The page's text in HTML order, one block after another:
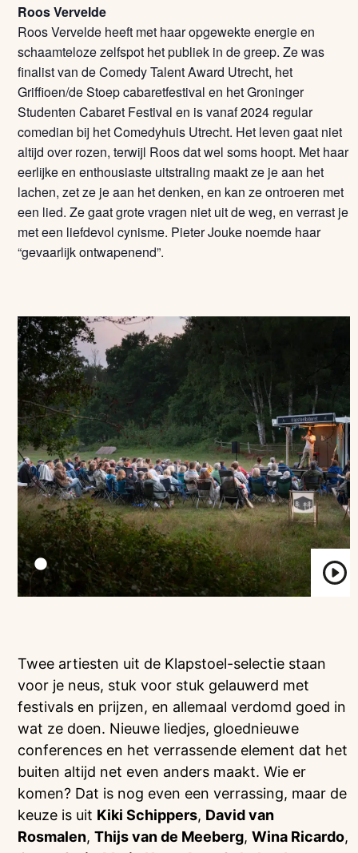
Roos Vervelde
Roos Vervelde heeft met haar opgewekte energie en
schaamteloze zelfspot het publiek in de greep. Ze was
finalist van de Comedy Talent Award Utrecht, het
Griffioen/de Stoep cabaretfestival en het Groninger
Studenten Cabaret Festival en is vanaf 2024 regular
comedian bij het Comedyhuis Utrecht. Het leven gaat niet
altijd over rozen, terwijl Roos dat wel soms hoopt. Met haar
eerlijke en enthousiaste uitstraling maakt ze je aan het
lachen, zet ze je aan het denken, en kan ze ontroeren met
een lied. Ze gaat grote vragen niet uit de weg, en verrast je
met een liefdevol cynisme. Pieter Jouke noemde haar
“gevaarlijk ontwapenend”.
Twee artiesten uit de Klapstoel-selectie staan
voor je neus, stuk voor stuk gelauwerd met
festivals en prijzen, en allemaal verdomd goed in
wat ze doen. Nieuwe liedjes, gloednieuwe
conferences en het verrassende element dat het
buiten altijd net even anders maakt. Wie er
komen? Dat is nog even een verrassing, maar de
keuze is uit Kiki Schippers, David van
Rosmalen,Thijs van de Meeberg,Wina Ricardo,